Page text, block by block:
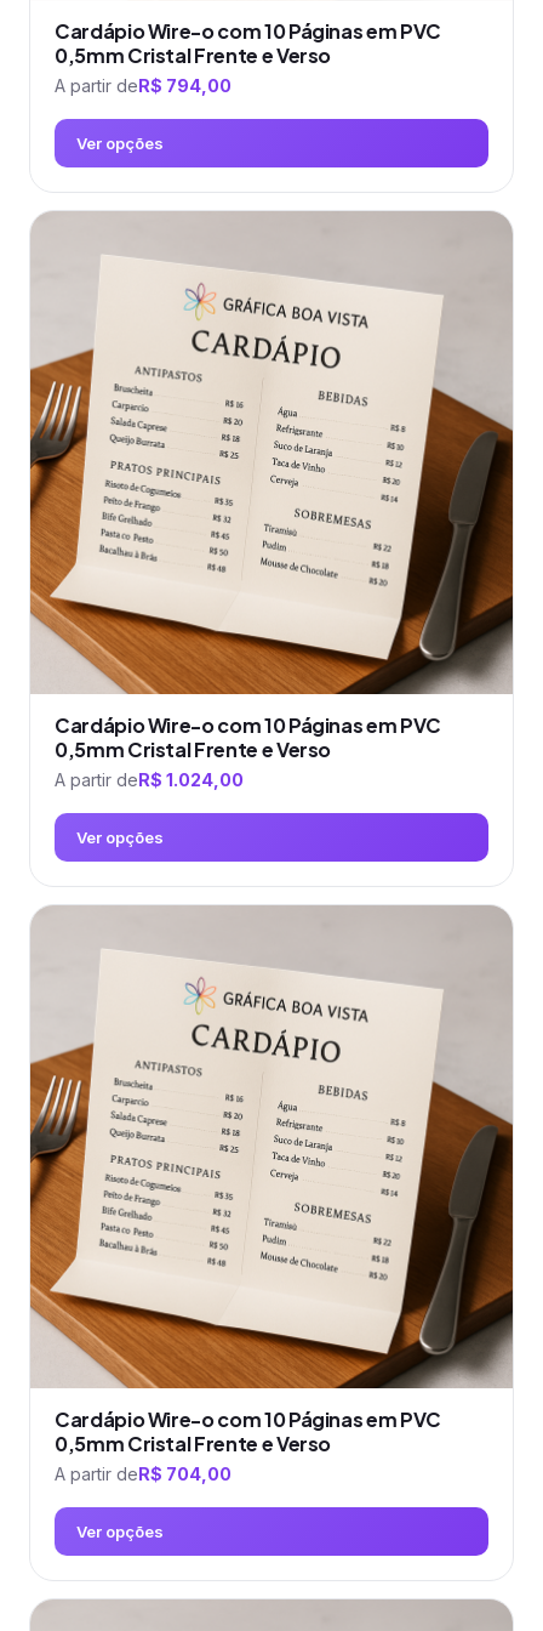
Cardápio Wire-o com 10 Páginas em PVC
0,5mm Cristal Frente e Verso
A partir deR$ 794,00
Ver opções
Este
produto
As
opções
podem
ser
escolhidas
na
página
do
produto
Cardápio Wire-o com 10 Páginas em PVC
0,5mm Cristal Frente e Verso
A partir deR$ 1.024,00
Ver opções
Este
produto
As
opções
podem
ser
escolhidas
na
página
do
produto
Cardápio Wire-o com 10 Páginas em PVC
0,5mm Cristal Frente e Verso
A partir deR$ 704,00
Ver opções
Este
produto